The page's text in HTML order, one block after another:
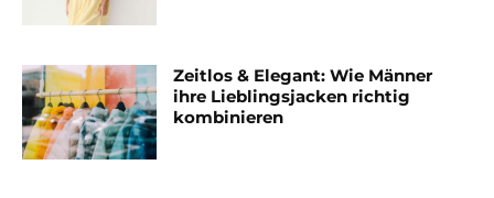
Zeitlos & Elegant: Wie Männer
ihre Lieblingsjacken richtig
kombinieren